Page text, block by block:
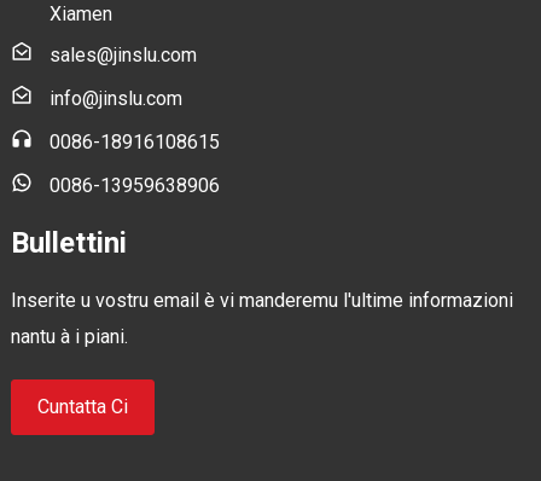
Xiamen
sales@jinslu.com
info@jinslu.com
0086-18916108615
0086-13959638906
Bullettini
Inserite u vostru email è vi manderemu l'ultime informazioni
nantu à i piani.
Cuntatta Ci